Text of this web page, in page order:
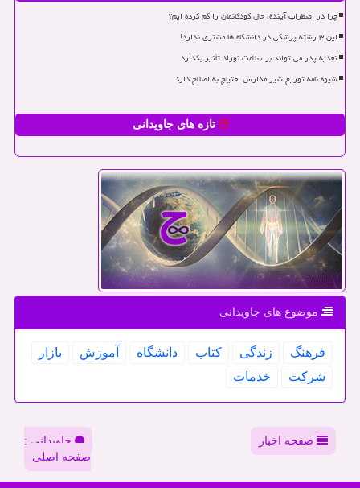
چرا در اضطراب آینده، حال کودکانمان را گم کرده ایم؟
این ۳ رشته پزشکی در دانشگاه ها مشتری ندارد!
تغذیه پدر می تواند بر سلامت نوزاد تأثیر بگذارد
شیوه نامه توزیع شیر مدارس احتیاج به اصلاح دارد
تازه های جاویدانی
موضوع های جاویدانی
فرهنگ زندگی كتاب دانشگاه آموزش
بازار
شركت
خدمات
صفحه اخبار
جاویدانی :
صفحه اصلی